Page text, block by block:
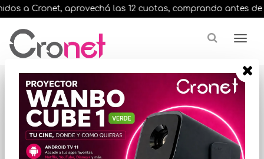
a Cronet, aprovechá las 12 cuotas, comprando antes de